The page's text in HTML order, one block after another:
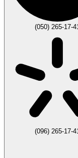
(050) 265-17-
(096) 265-17-